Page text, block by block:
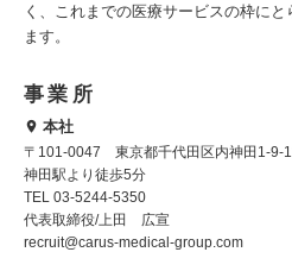
く、これまでの医療サービスの枠に
ます。
事業所
本社
〒101-0047 東京都千代田区内神田1-9-
神田駅より徒歩5分
TEL 03-5244-5350
代表取締役/上田 広宣
recruit@carus-medical-group.com